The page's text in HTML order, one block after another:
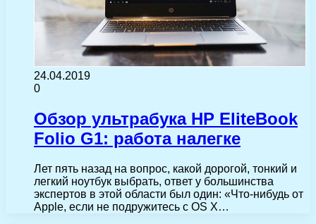
24.04.2019
0
Обзор ультрабука HP EliteBook
Folio G1: работа налегке
Лет пять назад на вопрос, какой дорогой, тонкий и
легкий ноутбук выбрать, ответ у большинства
экспертов в этой области был один: «Что-нибудь от
Apple, если не подружитесь с OS X…